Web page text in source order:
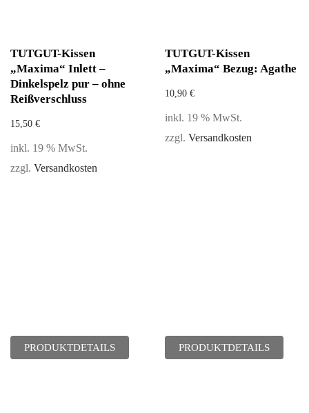
TUTGUT-Kissen
„Maxima“ Inlett –
Dinkelspelz pur – ohne
Reißverschluss
15,50 €
inkl. 19 % MwSt.
zzgl. Versandkosten
PRODUKTDETAILS
TUTGUT-Kissen
„Maxima“ Bezug: Agathe
10,90 €
inkl. 19 % MwSt.
zzgl. Versandkosten
PRODUKTDETAILS